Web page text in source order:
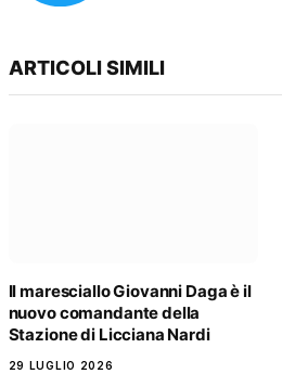
ARTICOLI SIMILI
Il maresciallo Giovanni Daga è il
nuovo comandante della
Stazione di Licciana Nardi
29 LUGLIO 2026